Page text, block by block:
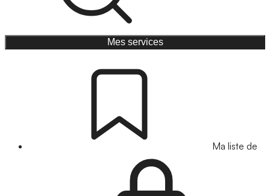
Mes services
Ma liste de